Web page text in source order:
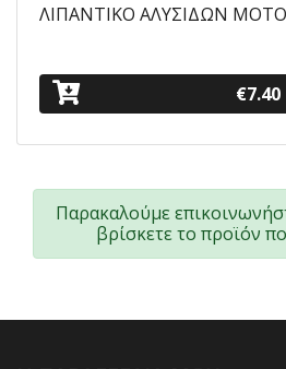
ΛΙΠΑΝΤΙΚΟ ΑΛΥΣΙΔΩΝ
€7.40
Παρακαλούμε
βρίσκετε το προϊόν